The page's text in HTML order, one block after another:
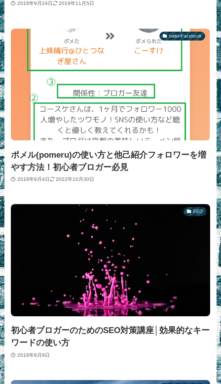
2018年9月24日 2019年11月5日
twitterFacebook
ポメル(pomeru)の使い方と他己紹介フォロワーを増
やす方法！初心者ブロガー必見
2018年9月4日 2022年10月30日
SEO
初心者ブロガーのためのSEO対策講座│効果的なキー
ワードの使い方
2018年8月9日